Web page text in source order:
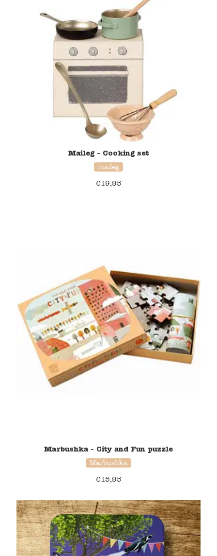
Maileg - Cooking set
maileg
€19,95
Marbushka - City and Fun puzzle
Marbushka
€15,95